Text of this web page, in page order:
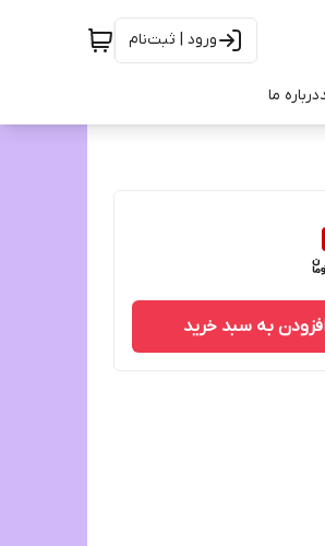
ورود | ثبت‌نام
درباره ما
به سبد خرید